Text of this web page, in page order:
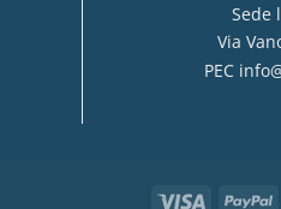
Sede
Via
PEC
Visa